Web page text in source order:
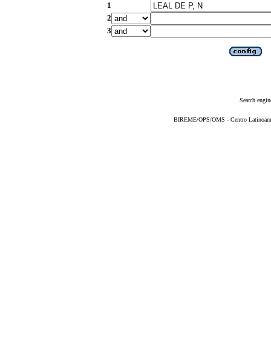
1
2
3
Search
BIREME/OPS/OMS - Centro